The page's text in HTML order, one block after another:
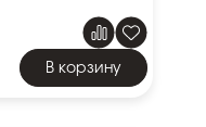
В корзину